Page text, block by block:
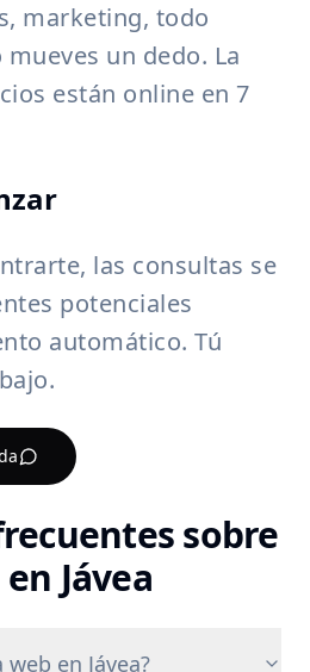
marketing, todo
un dedo. La
están online en 7
las consultas se
potenciales
automático. Tú
sobre
Jávea
en Jávea?